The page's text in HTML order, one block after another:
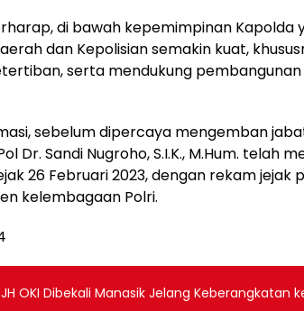
di bawah kepemimpinan Kapolda
dan Kepolisian semakin kuat,
serta mendukung
sebelum dipercaya mengemban
Dr. Sandi Nugroho, S.I.K., M.Hum. telah
26 Februari 2023, dengan rekam jejak
kelembagaan Polri.
OKI Dibekali Manasik Jelang Keberangkatan